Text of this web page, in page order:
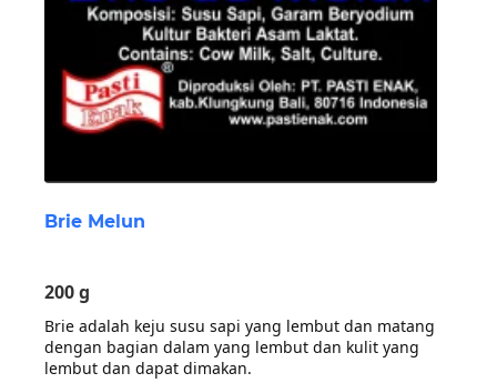
Brie Melun
200 g
Brie adalah keju susu sapi yang lembut dan matang
dengan bagian dalam yang lembut dan kulit yang
lembut dan dapat dimakan.